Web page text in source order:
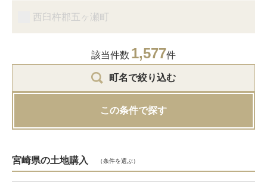
西臼杵郡五ヶ瀬町
該当件数 1,577件
町名で絞り込む
この条件で探す
宮崎県の土地購入 （条件を選ぶ）